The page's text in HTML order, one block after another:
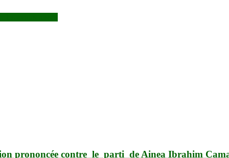
prononcée contre le parti de Ainea Ibrahim